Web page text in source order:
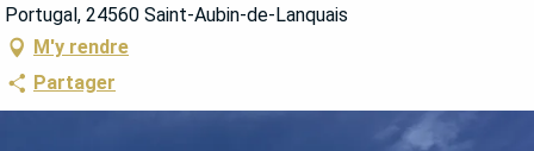
Portugal, 24560 Saint-Aubin-de-Lanquais
M'y rendre
Partager